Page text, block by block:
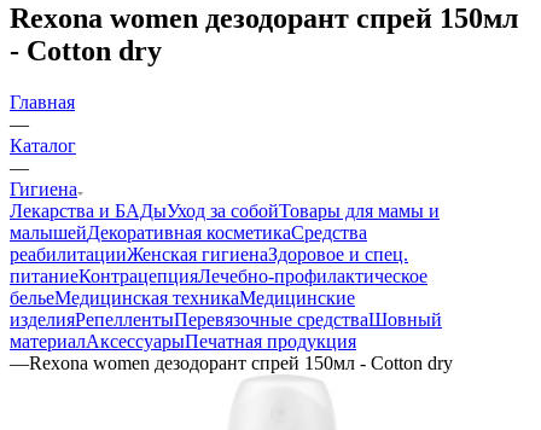
Rexona women дезодорант спрей 150мл
- Cotton dry
Главная
—
Каталог
—
Гигиена
Лекарства и БАДыУход за собойТовары для мамы и
малышейДекоративная косметикаСредства
реабилитацииЖенская гигиенаЗдоровое и спец.
питаниеКонтрацепцияЛечебно-профилактическое
бельеМедицинская техникаМедицинские
изделияРепеллентыПеревязочные средстваШовный
материалАксессуарыПечатная продукция
—Rexona women дезодорант спрей 150мл - Cotton dry